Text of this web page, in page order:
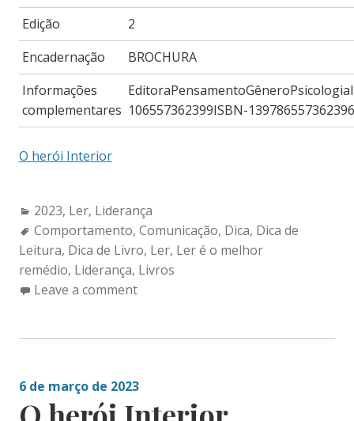
Edição
2
Encadernação
BROCHURA
Informações
complementares 106557362399ISBN-139786557362396
O herói Interior
Categories:
2023, Ler, Liderança
Tags:
Comportamento, Comunicação, Dica, Dica de
Leitura, Dica de Livro, Ler, Ler é o melhor
remédio, Liderança, Livros
Leave a comment
6 de março de 2023